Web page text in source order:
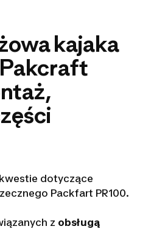
kajaka
dotyczące
Packfart PR100.
z obsługą